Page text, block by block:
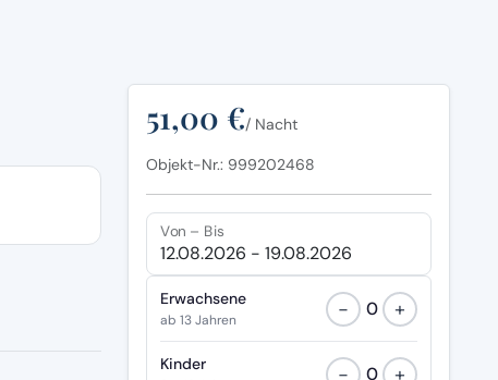
51,00 €/ Nacht
Objekt-Nr.: 999202468
Von – Bis
Erwachsene
ab 13 Jahren − 0 +
Kinder − 0 +